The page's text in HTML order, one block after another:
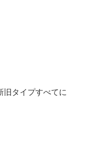
旧タイプすべてに